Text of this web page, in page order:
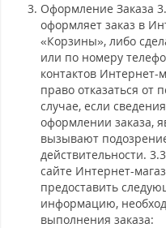
Оформление Заказа
оформляет заказ в
«Корзины», либо
или по номеру
контактов
право отказаться от
случае, если
оформлении заказа,
вызывают
действительности.
сайте Интернет-
предоставить
информацию,
выполнения заказа: